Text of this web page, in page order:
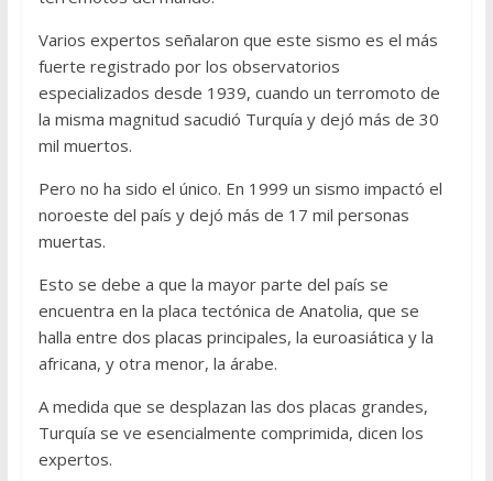
Varios expertos señalaron que este sismo es el más
fuerte registrado por los observatorios
especializados desde 1939, cuando un terromoto de
la misma magnitud sacudió Turquía y dejó más de 30
mil muertos.
Pero no ha sido el único. En 1999 un sismo impactó el
noroeste del país y dejó más de 17 mil personas
muertas.
Esto se debe a que la mayor parte del país se
encuentra en la placa tectónica de Anatolia, que se
halla entre dos placas principales, la euroasiática y la
africana, y otra menor, la árabe.
A medida que se desplazan las dos placas grandes,
Turquía se ve esencialmente comprimida, dicen los
expertos.